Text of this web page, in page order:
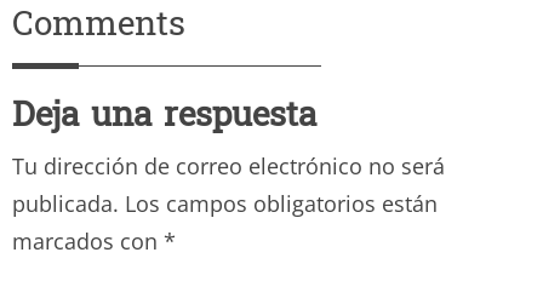
Comments
Deja una respuesta
Tu dirección de correo electrónico no será
publicada. Los campos obligatorios están
marcados con *